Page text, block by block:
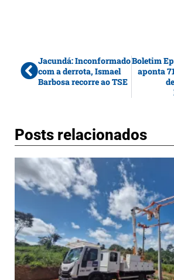
Jacundá: Inconformado
com a derrota, Ismael
Barbosa recorre ao TSE
Boletim
aponta
Posts relacionados